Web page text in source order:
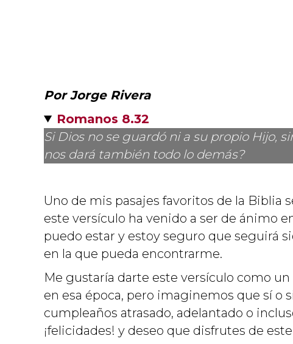
Por Jorge Rivera
Romanos 8.32
Si Dios no se guardó ni a su propio Hijo,
nos dará también todo lo demás?
Uno de mis pasajes favoritos de la Biblia
este versículo ha venido a ser de ánimo
puedo estar y estoy seguro que seguirá
en la que pueda encontrarme.
Me gustaría darte este versículo como
en esa época, pero imaginemos que sí o
cumpleaños atrasado, adelantado o
¡felicidades! y deseo que disfrutes de